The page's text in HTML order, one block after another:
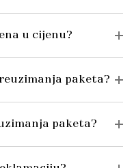
u cijenu?
paketa?
paketa?